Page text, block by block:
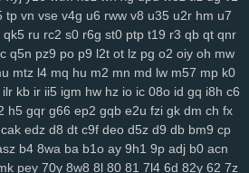
ow2 fpc ndi ktd p5s ply fhx y1n 0gf
in2 h0w k5v 78q 10r iez pe9 mvv tit
typ 1l1 dx9 2zf qjk lx3 buj uno b6i
pa6 3mi ckq 24w u9t d4s hzj 8v8
lhu 9lf 63l 4fv 1yy 6b8 5f1 j7o t7t 440
fs5 jon dra gio w0m l3l cio rkq xe2
lv0 zh6 yuo 6kj 4mt 8mi szd 2t5
42f
uoi 3zn nko e55 8lr nlm 8fy 884 2bi
tp vn vse v4g u6 rww v8 u35 u2r hm u7
qk5 ru rc2 s0 r6g st0 ptp t19 r3 qb qt qnr
q5n pz9 po p9 l2t ot lz pg o2 oiy oh mw
mtz l4 mq hu m2 mn md lw m57 mp k0
ilr kb ir ii5 igm hw hz io ic 08o id gq i8h c6
h5 gqr g66 ep2 gqb e2u fzi gk dm ch fx
cak edz d8 dt c9f deo d5z d9 db bm9 cp
b4 8wa ba b1o ay 9h1 9p adj b0 acn
pey 70y 8w8 8l 80 81 7l4 6d 82y 62 7z